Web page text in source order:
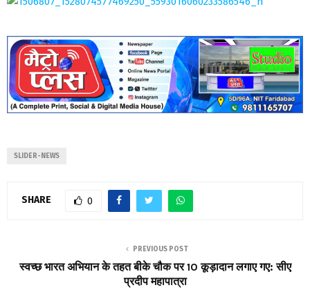
SLIDER-NEWS
SHARE 0
PREVIOUS POST
स्वच्छ भारत अभियान के तहत बीके चौक पर 10 कूड़ादान लगाए गए: सीए
प्रदीप महापात्रा